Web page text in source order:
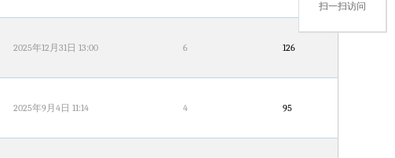
2025年12月31日 13:00 6 126
2025年9月4日 11:14 4 95
扫一扫访问